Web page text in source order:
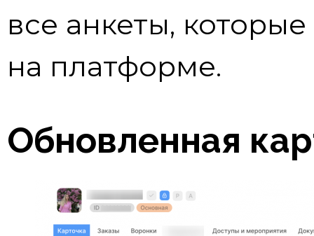
все анкеты,
на платформе.
Обновленная